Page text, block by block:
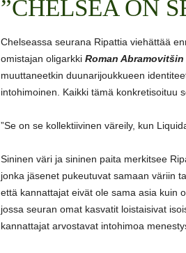
”CHELSEA ON
Chelseassa seurana Ripattia viehättää
omistajan oligarkki Roman Abramovitšin
muuttaneetkin duunarijoukkueen
intohimoinen. Kaikki tämä konkretisoituu
”Se on se kollektiivinen väreily, kun
Sininen väri ja sininen paita merkitsee
jonka jäsenet pukeutuvat samaan väriin
että kannattajat eivät ole sama asia kuin
jossa seuran omat kasvatit loistaisivat
kannattajat arvostavat intohimoa